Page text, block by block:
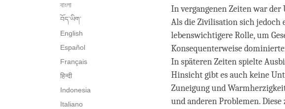
বাংলা
བོད་ཡིག་
English
Español
Français
हिन्दी
Indonesia
Italiano
In vergangenen Zeiten war
Als die Zivilisation sich jedoch
lebenswichtigere Rolle, um
Konsequenterweise
In späteren Zeiten spielte
Hinsicht gibt es auch keine
Zuneigung und
und anderen Problemen.